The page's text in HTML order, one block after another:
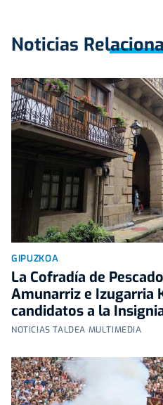
Noticias
GIPUZKOA
La Cofradía de
Amunarriz e Izugarria
candidatos a la
NOTICIAS TALDEA MULTIMEDIA